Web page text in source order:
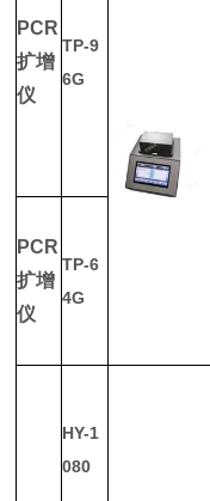
PCR
扩增
仪
TP-9
6G
PCR
扩增
仪
TP-6
4G
HY-1
080